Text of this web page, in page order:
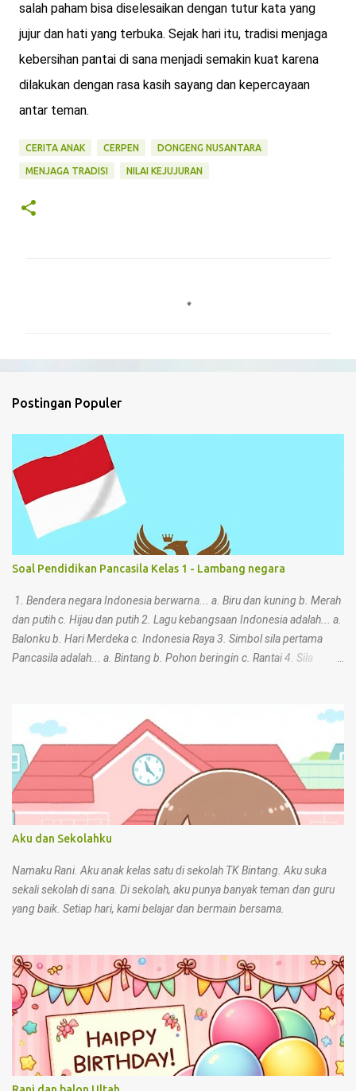
salah paham bisa diselesaikan dengan tutur kata yang
jujur dan hati yang terbuka. Sejak hari itu, tradisi menjaga
kebersihan pantai di sana menjadi semakin kuat karena
dilakukan dengan rasa kasih sayang dan kepercayaan
antar teman.
CERITA ANAK CERPEN DONGENG NUSANTARA
MENJAGA TRADISI NILAI KEJUJURAN
Postingan Populer
Soal Pendidikan Pancasila Kelas 1 - Lambang negara
1. Bendera negara Indonesia berwarna... a. Biru dan kuning b. Merah
dan putih c. Hijau dan putih 2. Lagu kebangsaan Indonesia adalah... a.
Balonku b. Hari Merdeka c. Indonesia Raya 3. Simbol sila pertama
Pancasila adalah... a. Bintang b. Pohon beringin c. Rantai 4. Sila
yang adil dan beradab b. Persatuan Indonesia c. Ketuhanan Yang
Maha Esa 6. Rantai emas melambangkan sila ke... a. Kedua b. Kelima
c. Pertama 7. Garuda Pancasila adalah... a. Hewan peliharaan b.
Lambang negara c. Lagu daerah 8. Nilai sila kedua Pancasila bisa
ditunjukkan dengan... a. Mencontek saat ulangan b. Berbuat kasar
kepada teman c. Menolong teman yang jatuh 9. Di sekolah, kita
sembarangan 10. Di rumah, kita bisa menunjukkan sikap sesuai
Pancasila deng...
Aku dan Sekolahku
Namaku Rani. Aku anak kelas satu di sekolah TK Bintang. Aku suka
sekali sekolah di sana. Di sekolah, aku punya banyak teman dan guru
yang baik. Setiap hari, kami belajar dan bermain bersama.